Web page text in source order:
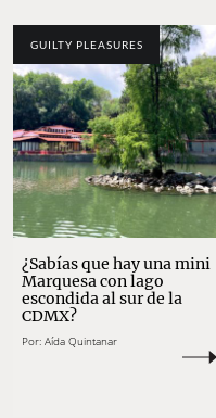
GUILTY PLEASURES
¿Sabías que hay una mini
Marquesa con lago
escondida al sur de la
CDMX?
Por: Aída Quintanar